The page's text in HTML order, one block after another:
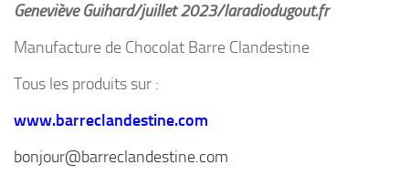
Geneviève Guihard/juillet 2023/laradiodugout.fr
Manufacture de Chocolat Barre Clandestine
Tous les produits sur :
www.barreclandestine.com
bonjour@barreclandestine.com